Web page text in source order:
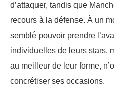
d’attaquer, tandis que
recours à la défense. À un
semblé pouvoir prendre
individuelles de leurs stars,
au meilleur de leur forme,
concrétiser ses occasions.